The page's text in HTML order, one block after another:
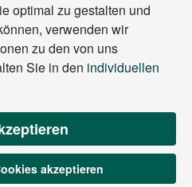
optimal zu gestalten und
verwenden wir
zu den von uns
Sie in den individuellen
akzeptieren